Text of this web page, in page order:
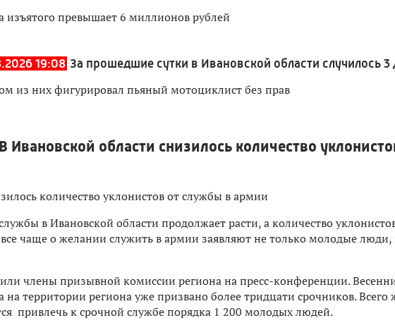
изъятого превышает 6 миллионов рублей
19:08 За прошедшие сутки в Ивановской области случилось 3
из них фигурировал пьяный мотоциклист без прав
В Ивановской области снизилось количество
в Ивановской области продолжает расти, а количество
чаще о желании служить в армии заявляют не только молодые люди,
члены призывной комиссии региона на пресс-конференции.
на территории региона уже призвано более тридцати срочников. Всего
привлечь к срочной службе порядка 1 200 молодых людей.